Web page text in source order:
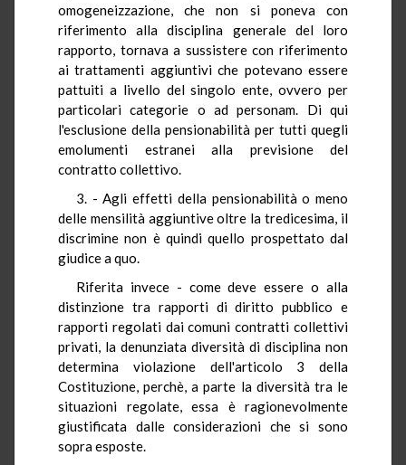
omogeneizzazione, che non si poneva con
riferimento alla disciplina generale del loro
rapporto, tornava a sussistere con riferimento
ai trattamenti aggiuntivi che potevano essere
pattuiti a livello del singolo ente, ovvero per
particolari categorie o ad personam. Di qui
l'esclusione della pensionabilità per tutti quegli
emolumenti estranei alla previsione del
contratto collettivo.
3. - Agli effetti della pensionabilità o meno
delle mensilità aggiuntive oltre la tredicesima, il
discrimine non è quindi quello prospettato dal
giudice a quo.
Riferita invece - come deve essere o alla
distinzione tra rapporti di diritto pubblico e
rapporti regolati dai comuni contratti collettivi
privati, la denunziata diversità di disciplina non
determina violazione dell'articolo 3 della
Costituzione, perchè, a parte la diversità tra le
situazioni regolate, essa è ragionevolmente
giustificata dalle considerazioni che si sono
sopra esposte.